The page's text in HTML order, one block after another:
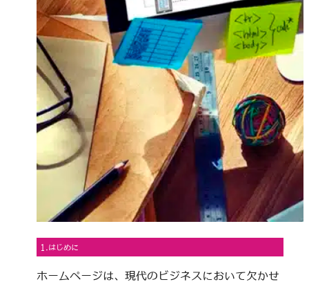
1.はじめに
ホームページは、現代のビジネスにおいて欠かせ